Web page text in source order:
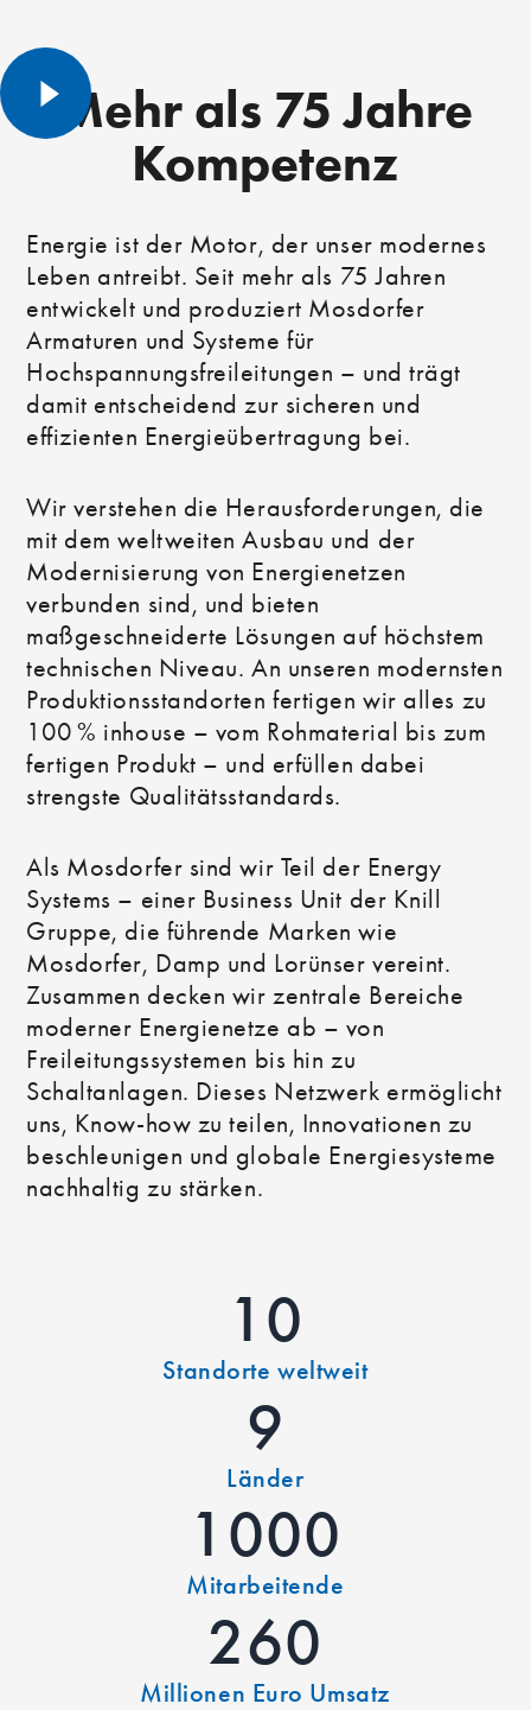
Mehr als 75 Jahre
Kompetenz
Energie ist der Motor, der unser modernes
Leben antreibt. Seit mehr als 75 Jahren
entwickelt und produziert Mosdorfer
Armaturen und Systeme für
Hochspannungsfreileitungen – und trägt
damit entscheidend zur sicheren und
effizienten Energieübertragung bei.
Wir verstehen die Herausforderungen, die
mit dem weltweiten Ausbau und der
Modernisierung von Energienetzen
verbunden sind, und bieten
maßgeschneiderte Lösungen auf höchstem
technischen Niveau. An unseren modernsten
Produktionsstandorten fertigen wir alles zu
100 % inhouse – vom Rohmaterial bis zum
fertigen Produkt – und erfüllen dabei
strengste Qualitätsstandards.
Als Mosdorfer sind wir Teil der Energy
Systems – einer Business Unit der Knill
Gruppe, die führende Marken wie
Mosdorfer, Damp und Lorünser vereint.
Zusammen decken wir zentrale Bereiche
moderner Energienetze ab – von
Freileitungssystemen bis hin zu
Schaltanlagen. Dieses Netzwerk ermöglicht
uns, Know-how zu teilen, Innovationen zu
beschleunigen und globale Energiesysteme
nachhaltig zu stärken.
10
Standorte weltweit
9
Länder
1000
Mitarbeitende
260
Millionen Euro Umsatz